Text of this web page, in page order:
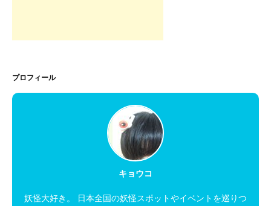
プロフィール
キョウコ
妖怪大好き。 日本全国の妖怪スポットやイベントを巡りつ